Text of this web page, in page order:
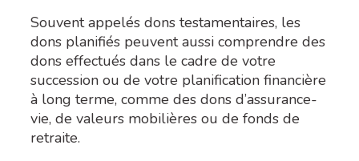
Souvent appelés dons testamentaires, les
dons planifiés peuvent aussi comprendre des
dons effectués dans le cadre de votre
succession ou de votre planification financière
à long terme, comme des dons d’assurance-
vie, de valeurs mobilières ou de fonds de
retraite.